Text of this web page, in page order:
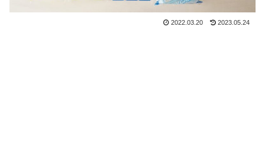
2022.03.20 2023.05.24